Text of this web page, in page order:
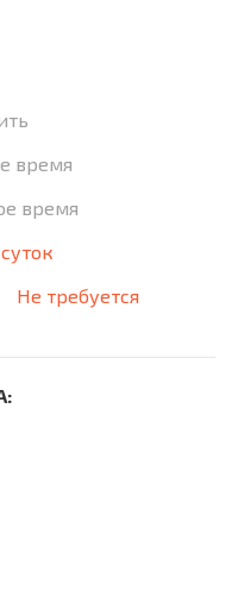
время
время
Не требуется